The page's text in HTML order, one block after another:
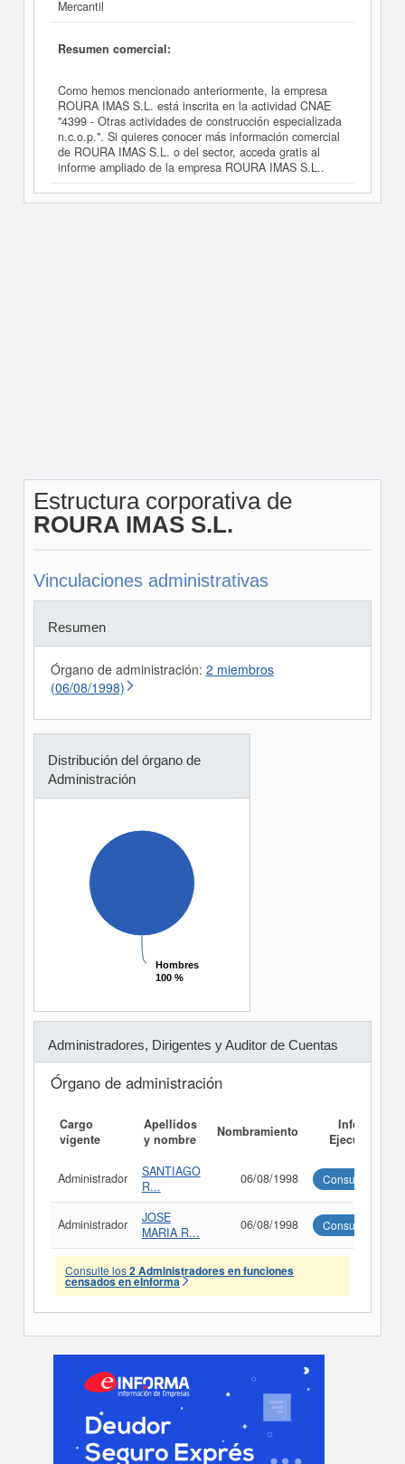
Mercantil
Resumen comercial:
Como hemos mencionado anteriormente, la empresa
ROURA IMAS S.L. está inscrita en la actividad CNAE
"4399 - Otras actividades de construcción especializada
n.c.o.p.". Si quieres conocer más información comercial
de ROURA IMAS S.L. o del sector, acceda gratis al
informe ampliado de la empresa ROURA IMAS S.L..
Estructura corporativa de
ROURA IMAS S.L.
Vinculaciones administrativas
Resumen
Órgano de administración: 2 miembros
(06/08/1998)
Distribución del órgano de
Administración
Hombres
100 %
Hombres
100 %
Administradores, Dirigentes y Auditor de Cuentas
Órgano de administración
Cargo
vigente
Apellidos
y nombre
Nombramiento
Informe
Ejecutivo
Administrador
SANTIAGO
R...
06/08/1998 Consultar
Administrador
JOSE
MARIA R...
06/08/1998 Consultar
Consulte los2 Administradores en funciones
censados en eInforma